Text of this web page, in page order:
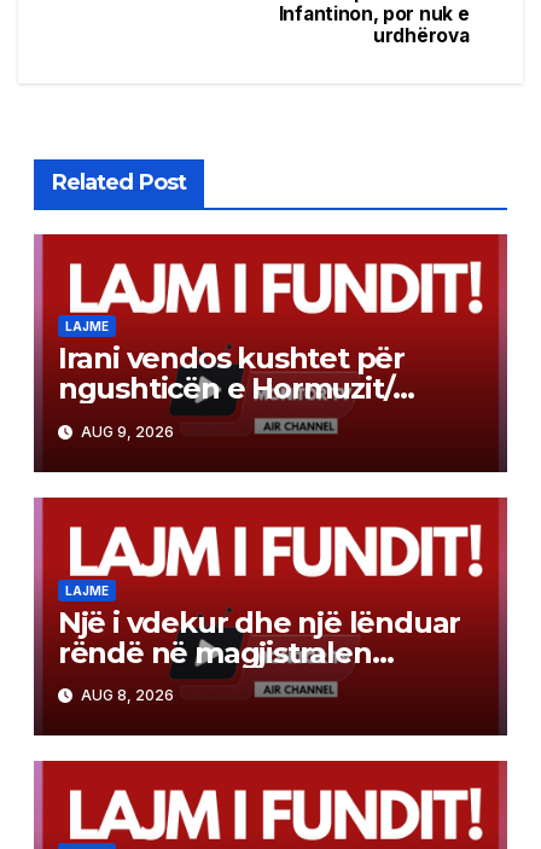
Infantinon, por nuk e
urdhërova
Related Post
LAJME
Irani vendos kushtet për
ngushticën e Hormuzit/
Kërkon heqjen e sanksioneve
dhe kompensim nga SHBA-ja
AUG 9, 2026
LAJME
Një i vdekur dhe një lënduar
rëndë në magjistralen
Gostivar-Kërçovë
AUG 8, 2026